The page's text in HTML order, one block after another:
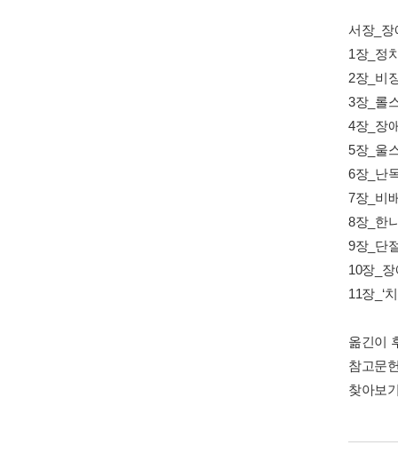
서장_장
1장_정
2장_비
3장_롤
4장_장
5장_울
6장_난
7장_비
8장_한
9장_단
10장_
11장_‘
옮긴이
참고문
찾아보